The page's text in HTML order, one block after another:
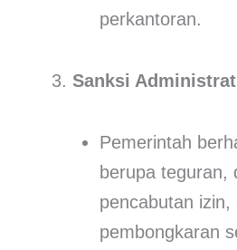
perkantoran.
Sanksi
Pemerintah
berupa teguran,
pencabutan izin,
pembongkaran